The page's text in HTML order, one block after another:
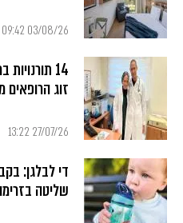
03/08/26 09:42
14
זוג
27/07/26 13:22
די לבלגן:
שליטה